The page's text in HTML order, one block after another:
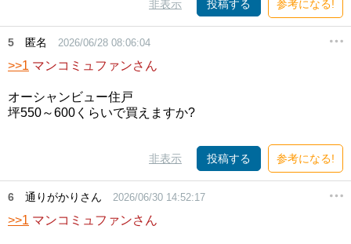
非表示 投稿する 参考になる!
5 匿名 2026/06/28 08:06:04
>>1 マンコミュファンさん
オーシャンビュー住戸
坪550～600くらいで買えますか?
非表示 投稿する 参考になる!
6 通りがかりさん 2026/06/30 14:52:17
>>1 マンコミュファンさん